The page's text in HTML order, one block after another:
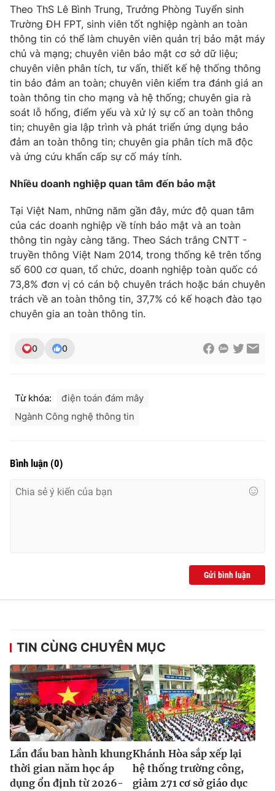
Ðiện thoại Thời báo VTV:024.66 897 897
Email:toasoan@vtv.vn
Liên hệ quảng cáo:024-7300.7108
® Cấm sao chép dưới mọi hình thức nếu không có sự chấp
thuận bằng văn bản. Ghi rõ nguồn VTV.vn khi phát hành lại
thông tin từ website này.
Theo ThS Lê Bình Trung, Trưởng Phòng Tuyển sinh
Trường ĐH FPT, sinh viên tốt nghiệp ngành an toàn
thông tin có thể làm chuyên viên quản trị bảo mật máy
chủ và mạng; chuyên viên bảo mật cơ sở dữ liệu;
chuyên viên phân tích, tư vấn, thiết kế hệ thống thông
tin bảo đảm an toàn; chuyên viên kiểm tra đánh giá an
toàn thông tin cho mạng và hệ thống; chuyên gia rà
soát lỗ hổng, điểm yếu và xử lý sự cố an toàn thông
tin; chuyên gia lập trình và phát triển ứng dụng bảo
đảm an toàn thông tin; chuyên gia phân tích mã độc
và ứng cứu khẩn cấp sự cố máy tính.
Nhiều doanh nghiệp quan tâm đến bảo mật
Tại Việt Nam, những năm gần đây, mức độ quan tâm
của các doanh nghiệp về tính bảo mật và an toàn
thông tin ngày càng tăng. Theo Sách trắng CNTT -
truyền thông Việt Nam 2014, trong thống kê trên tổng
số 600 cơ quan, tổ chức, doanh nghiệp toàn quốc có
73,8% đơn vị có cán bộ chuyên trách hoặc bán chuyên
trách về an toàn thông tin, 37,7% có kế hoạch đào tạo
chuyên gia an toàn thông tin.
0 0
Từ khóa:
điện toán đám mây
Ngành Công nghệ thông tin
Bình luận (0)
Gửi bình luận
TIN CÙNG CHUYÊN MỤC
Lần đầu ban hành khung
thời gian năm học áp
dụng ổn định từ 2026-
Khánh Hòa sắp xếp lại
hệ thống trường công,
giảm 271 cơ sở giáo dục